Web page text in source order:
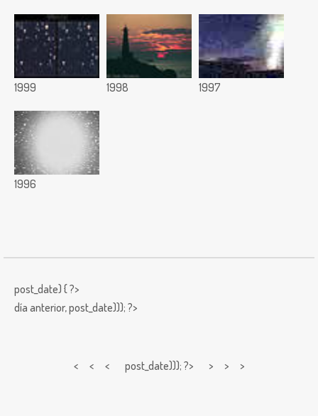
1999 1998 1997
1996
post_date) { ?>
día anterior,post_date))); ?>
< < < post_date))); ?> > > >